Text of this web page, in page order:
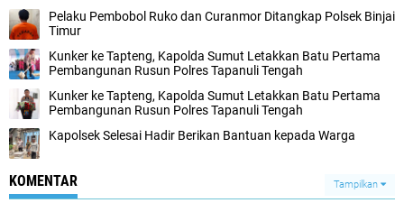
Pelaku Pembobol Ruko dan Curanmor Ditangkap Polsek Binjai
Timur‎
Kunker ke Tapteng, Kapolda Sumut Letakkan Batu Pertama
Pembangunan Rusun Polres Tapanuli Tengah
Kunker ke Tapteng, Kapolda Sumut Letakkan Batu Pertama
Pembangunan Rusun Polres Tapanuli Tengah
Kapolsek Selesai Hadir Berikan Bantuan kepada Warga‎
KOMENTAR Tampilkan